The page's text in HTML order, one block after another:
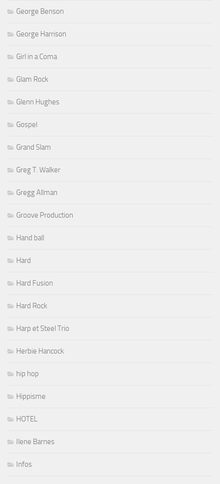
George Benson
George Harrison
Girl in a Coma
Glam Rock
Glenn Hughes
Gospel
Grand Slam
Greg T. Walker
Gregg Allman
Groove Production
Hand ball
Hard
Hard Fusion
Hard Rock
Harp et Steel Trio
Herbie Hancock
hip hop
Hippisme
HOTEL
Ilene Barnes
Infos